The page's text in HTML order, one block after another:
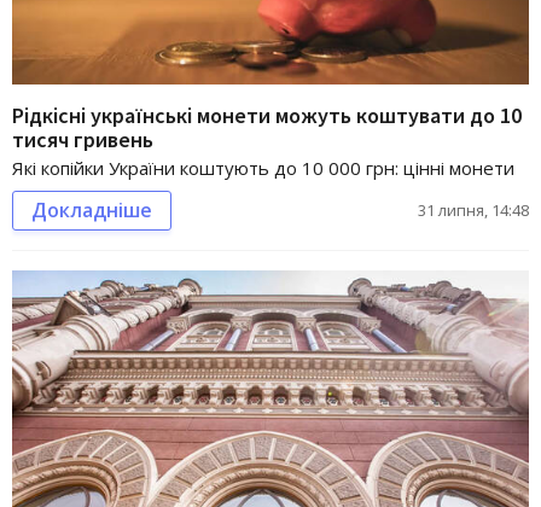
Рідкісні українські монети можуть коштувати до 10
тисяч гривень
Які копійки України коштують до 10 000 грн: цінні монети
Докладніше 31 липня, 14:48